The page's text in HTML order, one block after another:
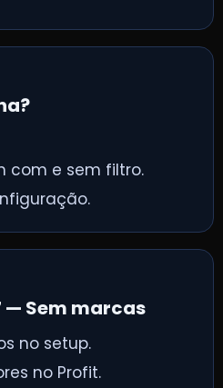
com e sem filtro.
— Sem marcas
no setup.
no Profit.